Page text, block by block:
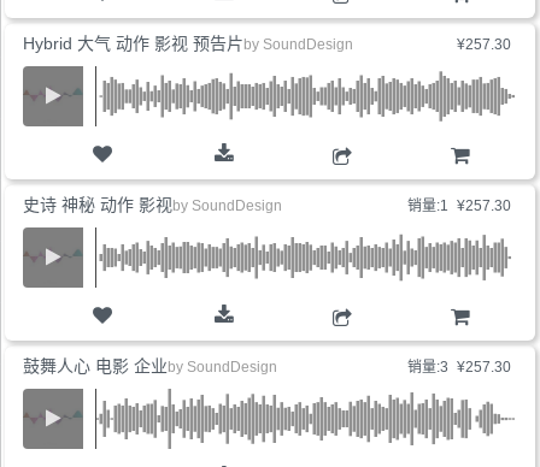
¥257.30
Hybrid 大气 动作 影视 预告片 by SoundDesign
销量:1 ¥257.30
史诗 神秘 动作 影视 by SoundDesign
销量:3 ¥257.30
鼓舞人心 电影 企业 by SoundDesign